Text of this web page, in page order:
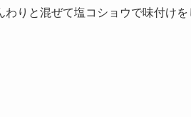
りと混ぜて塩コショウで味付けを